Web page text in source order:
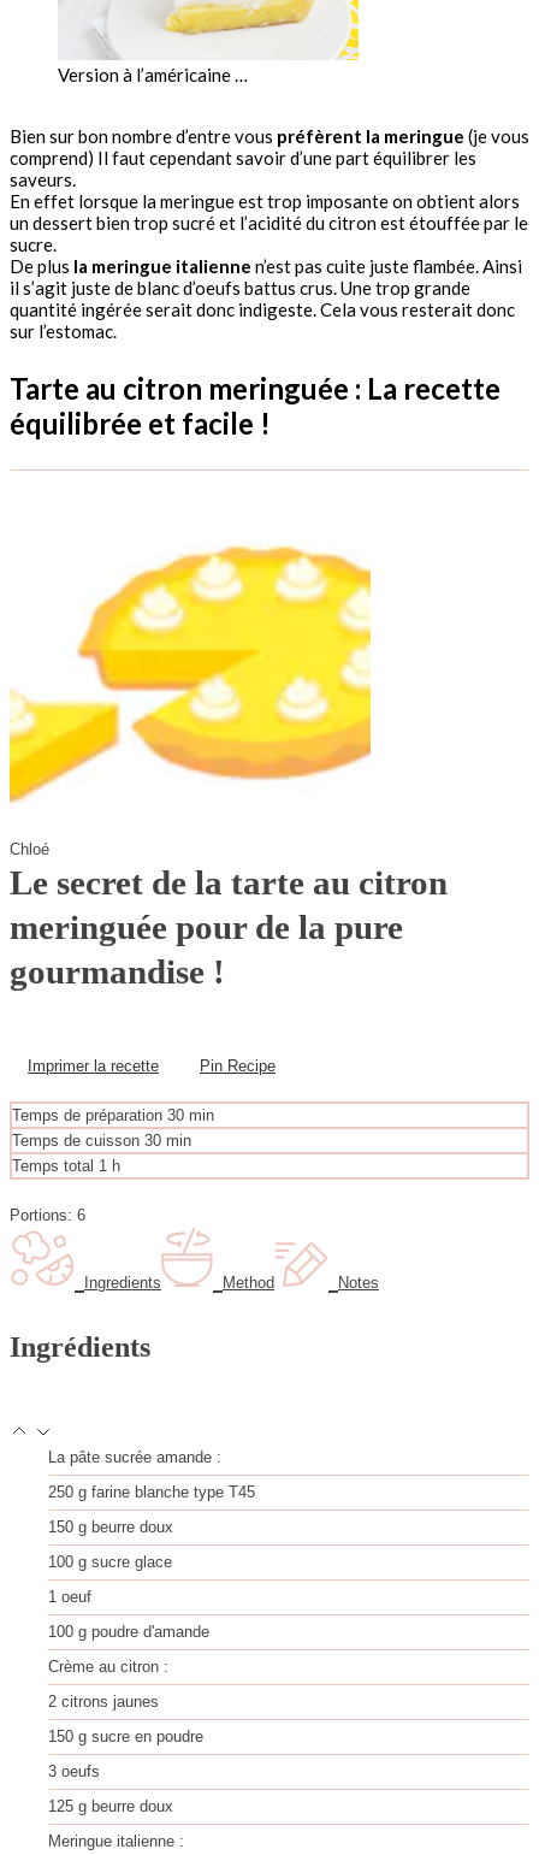
Version à l’américaine …
Bien sur bon nombre d’entre vous préfèrent la meringue (je vous
comprend) Il faut cependant savoir d’une part équilibrer les
saveurs.
En effet lorsque la meringue est trop imposante on obtient alors
un dessert bien trop sucré et l’acidité du citron est étouffée par le
sucre.
De plus la meringue italienne n’est pas cuite juste flambée. Ainsi
il s’agit juste de blanc d’oeufs battus crus. Une trop grande
quantité ingérée serait donc indigeste. Cela vous resterait donc
sur l’estomac.
Tarte au citron meringuée : La recette
équilibrée et facile !
Chloé
Le secret de la tarte au citron
meringuée pour de la pure
gourmandise !
Imprimer la recette Pin Recipe
Temps de préparation 30m
i
n
u
e
s
min
Temps de cuisson 30m
n
e
s
min
Temps total 1 hh
Portions: 6
Ingredients Method Notes
Ingrédients
La pâte sucrée amande :
250 g farine blanche type T45
150 g beurre doux
100 g sucre glace
1 oeuf
100 g poudre d'amande
Crème au citron :
2 citrons jaunes
150 g sucre en poudre
3 oeufs
125 g beurre doux
Meringue italienne :